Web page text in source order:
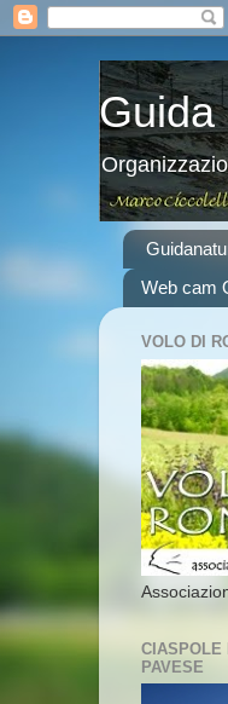
Guida
Web cam
VOLO DI
CIASPOLE
PAVESE